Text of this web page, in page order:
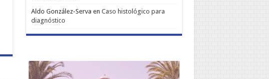
Aldo González-Serva en Caso histológico para
diagnóstico